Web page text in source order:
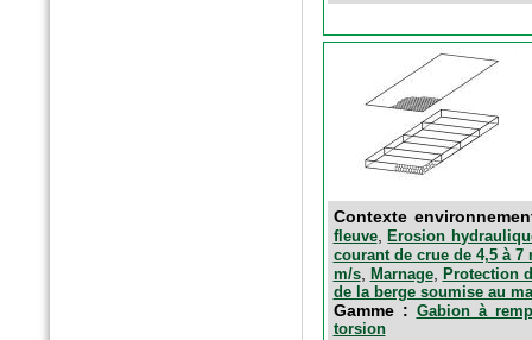
Contexte
fleuve,Erosion
courant de crue de 4,5 à 7
m/s, Marnage,
Protection
de la berge soumise au
Gamme : Gabion à
torsion